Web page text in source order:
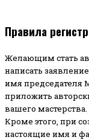
Правила
Желающим стать
написать
имя председателя
приложить
вашего мастерства.
Кроме этого, при
настоящие имя и